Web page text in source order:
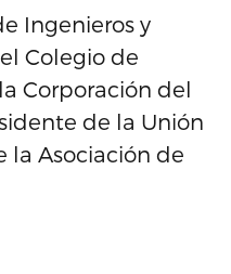
Ingenieros y
Colegio de
Corporación del
de la Unión
la Asociación de